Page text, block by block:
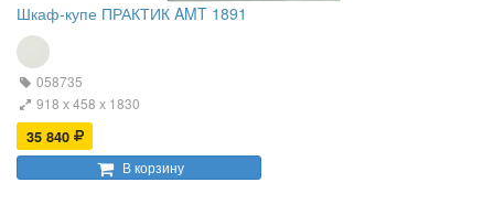
Шкаф-купе ПРАКТИК AMT 1891
058735
918 х 458 х 1830
35 840
В корзину